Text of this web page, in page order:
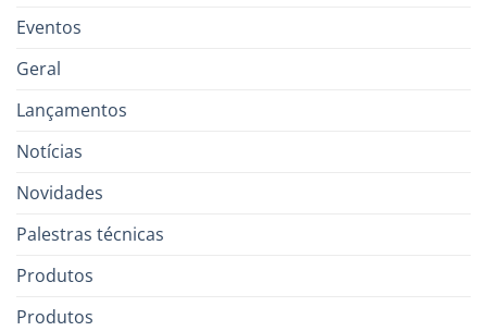
Eventos
Geral
Lançamentos
Notícias
Novidades
Palestras técnicas
Produtos
Produtos